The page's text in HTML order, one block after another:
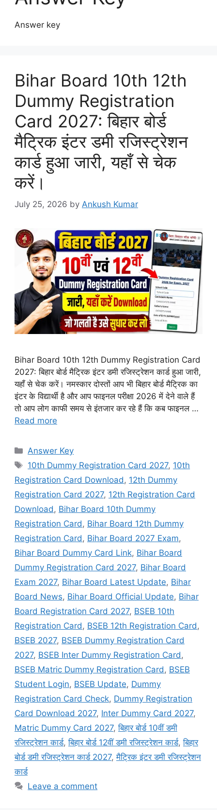
Answer key
Bihar Board 10th 12th
Dummy Registration
Card 2027: बिहार बोर्ड
मैट्रिक इंटर डमी रजिस्ट्रेशन
कार्ड हुआ जारी, यहाँ से चेक
करें।
July 25, 2026 by Ankush Kumar
Bihar Board 10th 12th Dummy Registration Card
2027: बिहार बोर्ड मैट्रिक इंटर डमी रजिस्ट्रेशन कार्ड हुआ जारी,
यहाँ से चेक करें। नमस्कार दोस्तों आप भी बिहार बोर्ड मैट्रिक का
इंटर के विद्यार्थी है और आप फाइनल परीक्षा 2026 में देने वाले हैं
तो आप लोग काफी समय से इंतजार कर रहे हैं कि कब फाइनल …
Read more
Categories
Answer Key
Tags
10th Dummy Registration Card 2027, 10th
Registration Card Download , 12th Dummy
Registration Card 2027, 12th Registration Card
Download , Bihar Board 10th Dummy
Registration Card , Bihar Board 12th Dummy
Registration Card , Bihar Board 2027 Exam,
Bihar Board Dummy Card Link, Bihar Board
Dummy Registration Card 2027, Bihar Board
Exam 2027, Bihar Board Latest Update, Bihar
Board News, Bihar Board Official Update, Bihar
Board Registration Card 2027, BSEB 10th
Registration Card , BSEB 12th Registration Card ,
BSEB 2027, BSEB Dummy Registration Card
2027, BSEB Inter Dummy Registration Card ,
BSEB Matric Dummy Registration Card , BSEB
Student Login, BSEB Update, Dummy
Registration Card Check, Dummy Registration
Card Download 2027, Inter Dummy Card 2027,
Matric Dummy Card 2027,बिहार बोर्ड 10वीं डमी
रजिस्ट्रेशन कार्ड,बिहार बोर्ड 12वीं डमी रजिस्ट्रेशन कार्ड,बिहार
बोर्ड डमी रजिस्ट्रेशन कार्ड 2027,मैट्रिक इंटर डमी रजिस्ट्रेशन
कार्ड
Leave a comment